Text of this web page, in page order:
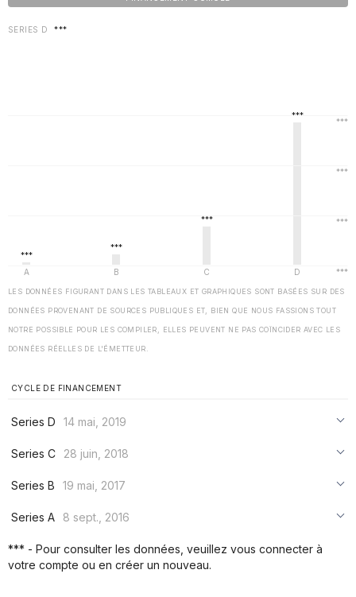
SERIES D ***
LES DONNÉES FIGURANT DANS LES TABLEAUX ET GRAPHIQUES SONT BASÉES SUR DES
DONNÉES PROVENANT DE SOURCES PUBLIQUES ET, BIEN QUE NOUS FASSIONS TOUT
NOTRE POSSIBLE POUR LES COMPILER, ELLES PEUVENT NE PAS COÏNCIDER AVEC LES
DONNÉES RÉELLES DE L'ÉMETTEUR.
CYCLE DE FINANCEMENT
Series D
14 mai, 2019
***
Series C
28 juin, 2018
***
Series B
19 mai, 2017
***
Series A
8 sept., 2016
*** - Pour consulter les données, veuillez vous connecter à
votre compte ou en créer un nouveau.